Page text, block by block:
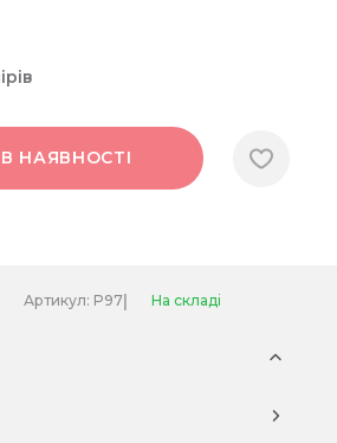
НАЯВНОСТІ
Артикул: P97| На складі